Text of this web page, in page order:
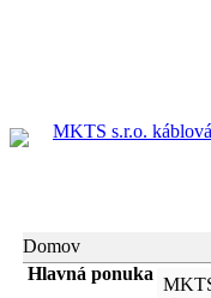
MKTS s.r.o.
Domov
Hlavná ponuka